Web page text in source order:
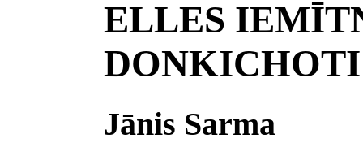
ELLES
DONKICHOTI
Jānis Sarma